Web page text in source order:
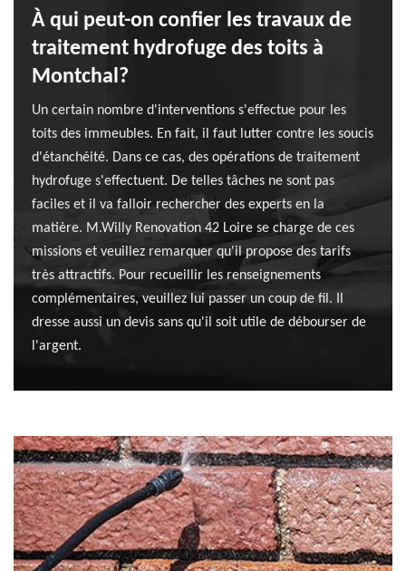
À qui peut-on confier les travaux de
traitement hydrofuge des toits à
Montchal?
Un certain nombre d'interventions s'effectue pour les
toits des immeubles. En fait, il faut lutter contre les soucis
d'étanchéité. Dans ce cas, des opérations de traitement
hydrofuge s'effectuent. De telles tâches ne sont pas
faciles et il va falloir rechercher des experts en la
matière. M.Willy Renovation 42 Loire se charge de ces
missions et veuillez remarquer qu'il propose des tarifs
très attractifs. Pour recueillir les renseignements
complémentaires, veuillez lui passer un coup de fil. Il
dresse aussi un devis sans qu'il soit utile de débourser de
l'argent.